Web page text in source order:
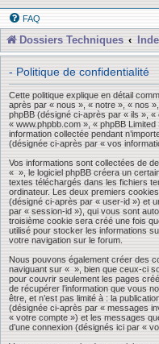
FAQ
Dossiers Techniques
- Politique de confidentialité
Cette politique explique en détail
après par « nous », « notre », « nos
phpBB (désigné ci-après par « ils », «
« www.phpbb.com », « phpBB
information collectée pendant
(désignée ci-après par « vos
Vos informations sont collectées de
« », le logiciel phpBB créera un
textes téléchargés dans les fichiers
ordinateur. Les deux premiers
(désigné ci-après par « user-id ») et
par « session-id »), qui vous sont
troisième cookie sera créé une fois
utilisé pour stocker les informations
votre navigation sur le forum.
Nous pouvons également créer des
naviguant sur « », bien que ceux-ci
pour couvrir seulement les pages
de récupérer l’information que vous
être, et n’est pas limité à : la
(désignée ci-après par « messages
« votre compte ») et les messages
d’une connexion (désignés ici par «